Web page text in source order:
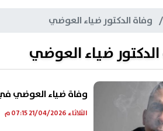
وفاة الدكتور ضياء العوضي
ضياء العوضي
وفاة ضياء العوضي في
الثلاثاء 21/04/2026 07:15 م